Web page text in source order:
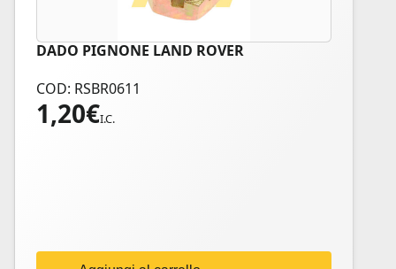
DADO PIGNONE LAND ROVER
COD: RSBR0611
1,20€I.C.